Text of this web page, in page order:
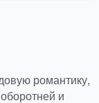
романтику,
и